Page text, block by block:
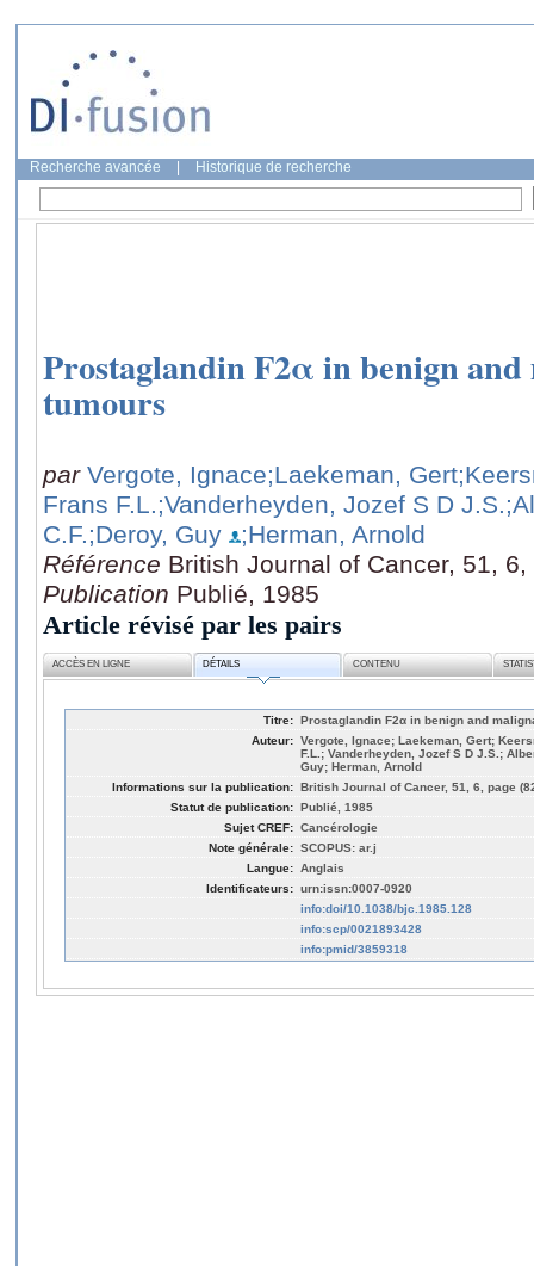
Recherche avancée Historique de recherche
Prostaglandin F2α in benign
tumours
par Vergote, Ignace;Laekeman, Gert
Frans F.L.;Vanderheyden, Jozef S D J.S.
C.F.;Deroy, Guy
;Herman, Arnold
Référence British Journal of Cancer, 51,
Publication Publié, 1985
Article révisé par les pairs
ACCÈS EN LIGNE DÉTAILS CONTENU
Titre: Prostaglandin F2α in benign and
Auteur: Vergote, Ignace; Laekeman, Gert;
F.L.; Vanderheyden, Jozef S D J.S.;
Guy; Herman, Arnold
Informations sur la publication: British Journal of Cancer, 51, 6, page
Statut de publication: Publié, 1985
Sujet CREF: Cancérologie
Note générale: SCOPUS: ar.j
Langue: Anglais
Identificateurs: urn:issn:0007-0920
info:doi/10.1038/bjc.1985.128
info:scp/0021893428
info:pmid/3859318